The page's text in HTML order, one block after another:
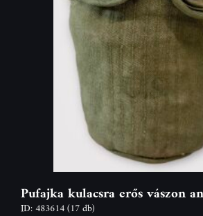
Pufajka kulacsra erős vászon
ID: 483614(17 db)